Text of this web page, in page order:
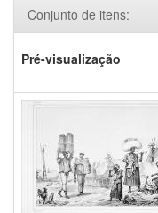
Conjunto de itens:
Pré-visualização